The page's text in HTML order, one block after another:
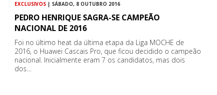
EXCLUSIVOS | SÁBADO, 8 OUTUBRO 2016
PEDRO HENRIQUE SAGRA-SE CAMPEÃO
NACIONAL DE 2016
Foi no último heat da última etapa da Liga MOCHE de
2016, o Huawei Cascais Pro, que ficou decidido o campeão
nacional. Inicialmente eram 7 os candidatos, mas dois
dos…